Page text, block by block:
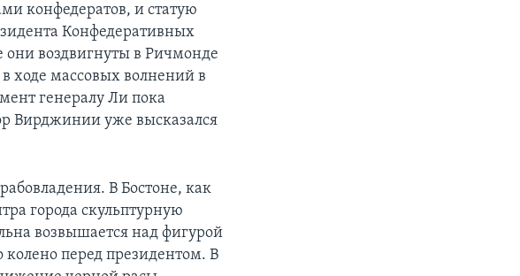
конфедератов, и статую
Конфедеративных
воздвигнуты в Ричмонде
ходе массовых волнений в
генералу Ли пока
Вирджинии уже высказался
В Бостоне, как
города скульптурную
возвышается над фигурой
перед президентом. В